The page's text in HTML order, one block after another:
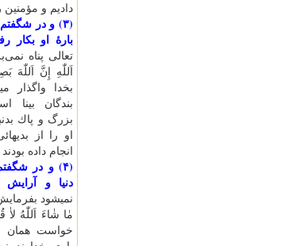
داديم و مؤمنين
(۳) و در
بارۀ او بكار
تعالى پناه
اَللّٰهِ‌ إِنَّ‌ اَللّٰهَ‌
بخدا واگذار
بندگان بينا
بزرگ و پاك
او را از
انجام داده
(۴) و در
دنيا و
نميشود
مٰا شٰاءَ اَللّٰهُ‌ لاٰ
خواست همان